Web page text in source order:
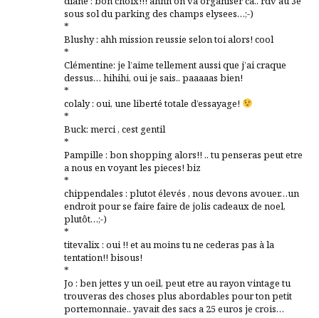
sous sol du parking des champs elysees…;-)
*
Blushy : ahh mission reussie selon toi alors! cool
*
Clémentine: je l’aime tellement aussi que j’ai craque
dessus… hihihi, oui je sais.. paaaaas bien!
*
colaly : oui, une liberté totale d’essayage!
*
Buck: merci , cest gentil
*
Pampille : bon shopping alors!! .. tu penseras peut etre
a nous en voyant les pieces! biz
*
chippendales : plutot élevés , nous devons avouer…un
endroit pour se faire faire de jolis cadeaux de noel,
plutôt…;-)
*
titevalix : oui !! et au moins tu ne cederas pas à la
tentation!! bisous!
*
Jo : ben jettes y un oeil, peut etre au rayon vintage tu
trouveras des choses plus abordables pour ton petit
portemonnaie.. yavait des sacs a 25 euros je crois…